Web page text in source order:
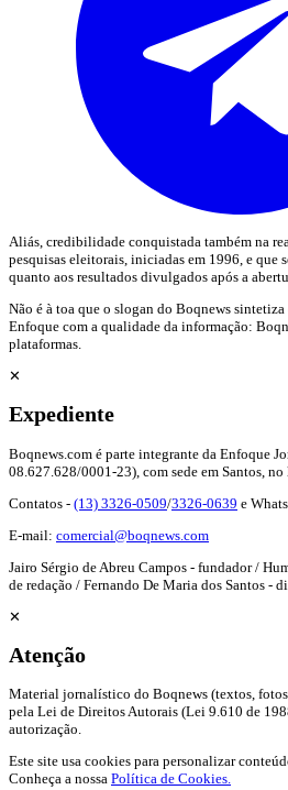
Aliás, credibilidade conquistada também na
pesquisas eleitorais, iniciadas em 1996, e que
quanto aos resultados divulgados após a
Não é à toa que o slogan do Boqnews
Enfoque com a qualidade da informação:
plataformas.
✕
Expediente
Boqnews.com é parte integrante da Enfoque
08.627.628/0001-23), com sede em Santos,
Contatos - (13) 3326-0509/3326-0639 e
E-mail: comercial@boqnews.com
Jairo Sérgio de Abreu Campos - fundador /
de redação / Fernando De Maria dos Santos -
✕
Atenção
Material jornalístico do Boqnews (textos,
pela Lei de Direitos Autorais (Lei 9.610 de
autorização.
Este site usa cookies para personalizar
Conheça a nossa Política de Cookies.